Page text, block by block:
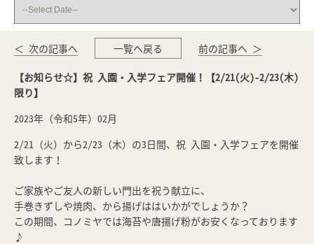
＜ 次の記事へ 一覧へ戻る 前の記事へ ＞
【お知らせ☆】祝 入園・入学フェア開催！【2/21(火)-2/23(木)
限り】
2023年（令和5年）02月
2/21（火）から2/23（木）の3日間、祝 入園・入学フェアを開催
致します！
ご家族やご友人の新しい門出を祝う献立に、
手巻きずしや焼肉、から揚げははいかがでしょうか？
この期間、コノミヤでは海苔や唐揚げ粉がお安くなっております
♪